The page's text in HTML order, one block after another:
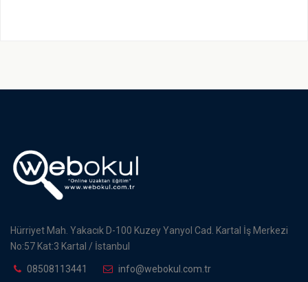
Hürriyet Mah. Yakacık D-100 Kuzey Yanyol Cad. Kartal İş Merkezi
No:57 Kat:3 Kartal / İstanbul
08508113441
info@webokul.com.tr